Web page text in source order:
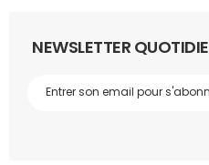
NEWSLETTER